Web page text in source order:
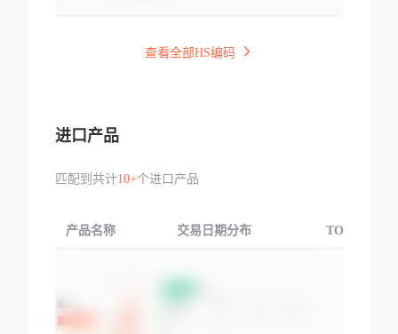
查看全部HS编码
进口产品
匹配到共计10+个进口产品
产品名称 交易日期分布 TOP3交易国